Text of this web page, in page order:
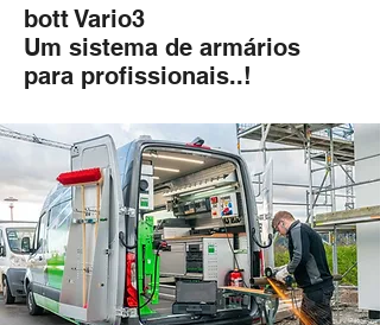
bott Vario3
Um sistema de armários
para profissionais..!